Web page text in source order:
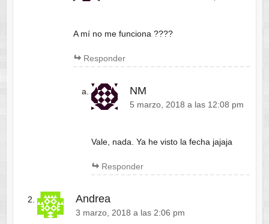
A mí no me funciona ????
Responder
NM
5 marzo, 2018 a las 12:08 pm
Vale, nada. Ya he visto la fecha jajaja
Responder
Andrea
3 marzo, 2018 a las 2:06 pm